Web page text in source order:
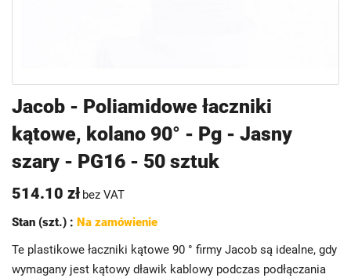
Jacob - Poliamidowe łaczniki
kątowe, kolano 90° - Pg - Jasny
szary - PG16 - 50 sztuk
514.10 zł bez VAT
Stan (szt.) : Na zamówienie
Te plastikowe łaczniki kątowe 90 ° firmy Jacob są idealne, gdy
wymagany jest kątowy dławik kablowy podczas podłączania
na
początek